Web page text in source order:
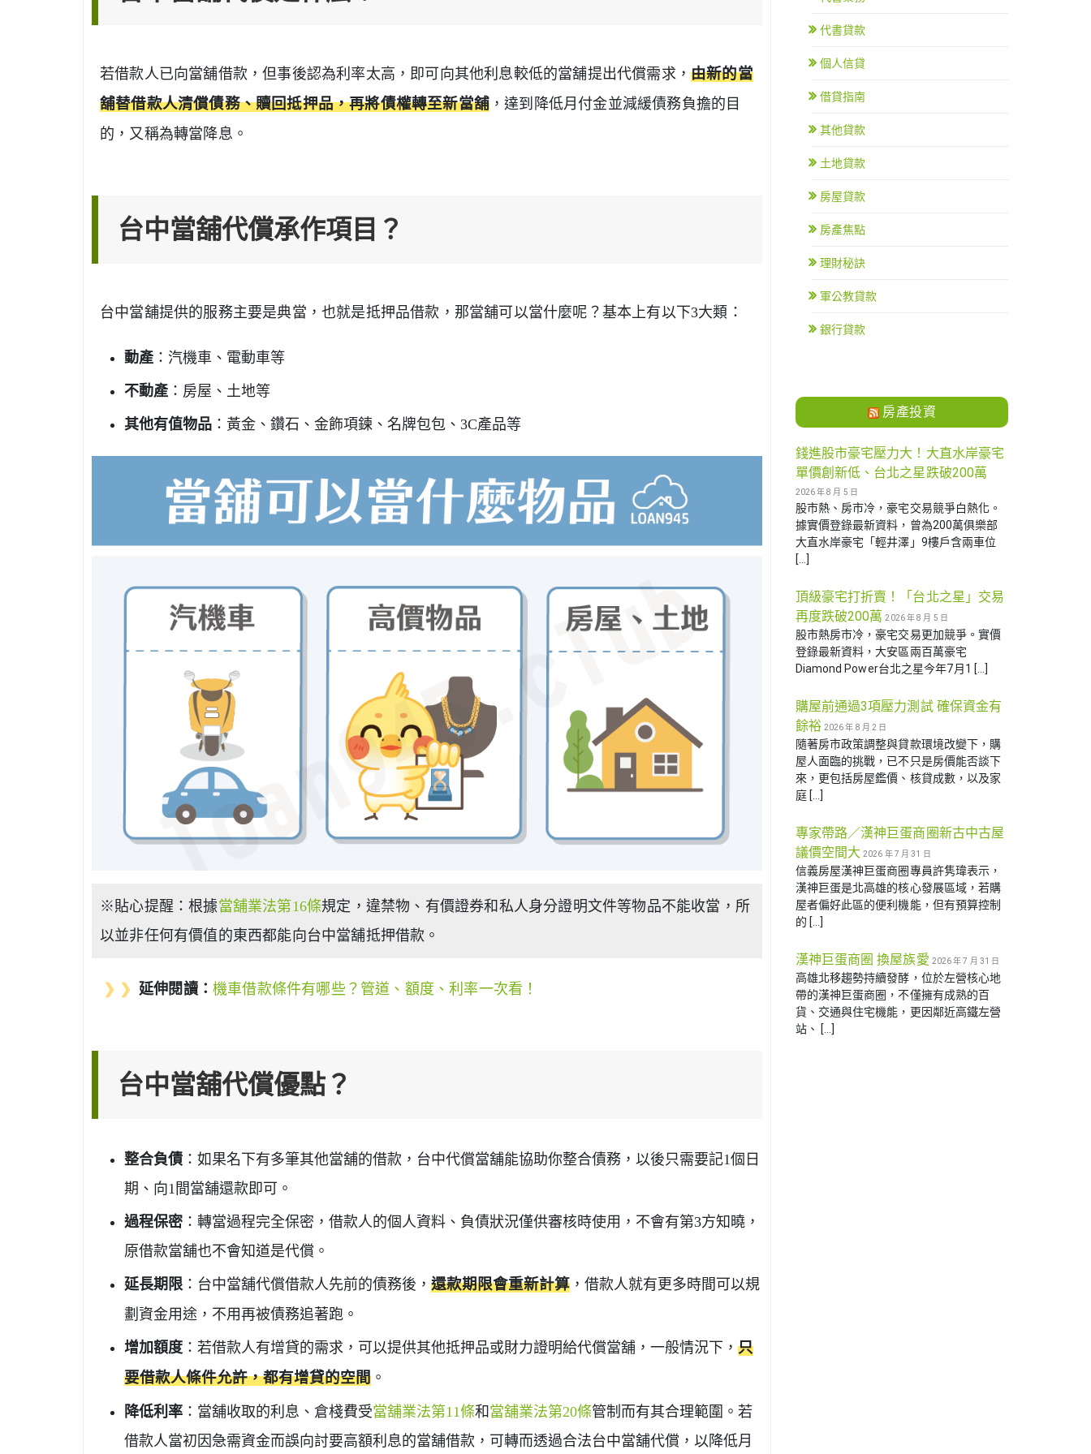
若借款人已向當舖借款，但事後認為利率太高，即可向其他利息較低的當舖提出代償需求， 由新的當
舖替借款人清償債務、贖回抵押品，再將債權轉至新當舖 ，達到降低月付金並減緩債務負擔的目
的，又稱為轉當降息。
台中當舖代償承作項目？
台中當舖提供的服務主要是典當，也就是抵押品借款，那當舖可以當什麼呢？基本上有以下3大類：
動產 ：汽機車、電動車等
不動產 ：房屋、土地等
其他有值物品 ：黃金、鑽石、金飾項鍊、名牌包包、3C產品等
※貼心提醒：根據當舖業法第16條規定，違禁物、有價證券和私人身分證明文件等物品不能收當，所
以並非任何有價值的東西都能向台中當舖抵押借款。
❯ ❯ 延伸閱讀： 機車借款條件有哪些？管道、額度、利率一次看！
台中當舖代償優點？
整合負債 ：如果名下有多筆其他當舖的借款，台中代償當舖能協助你整合債務，以後只需要記1個日
期、向1間當舖還款即可。
過程保密 ：轉當過程完全保密，借款人的個人資料、負債狀況僅供審核時使用，不會有第3方知曉，
原借款當舖也不會知道是代償。
延長期限 ：台中當舖代償借款人先前的債務後， 還款期限會重新計算 ，借款人就有更多時間可以規
劃資金用途，不用再被債務追著跑。
增加額度 ：若借款人有增貸的需求，可以提供其他抵押品或財力證明給代償當舖，一般情況下， 只
要借款人條件允許，都有增貸的空間 。
降低利率 ：當舖收取的利息、倉棧費受當舖業法第11條和 當舖業法第20條管制而有其合理範圍。若
借款人當初因急需資金而誤向討要高額利息的當舖借款，可轉而透過合法台中當舖代償，以降低月
代書貸款
個人信貸
借貸指南
其他貸款
土地貸款
房屋貸款
房產焦點
理財秘訣
軍公教貸款
銀行貸款
房產投資
錢進股市豪宅壓力大！大直水岸豪宅
單價創新低、台北之星跌破200萬
2026 年 8 月 5 日
股市熱、房市冷，豪宅交易競爭白熱化。
據實價登錄最新資料，曾為200萬俱樂部
大直水岸豪宅「輕井澤」9樓戶含兩車位
[…]
頂級豪宅打折賣！「台北之星」交易
再度跌破200萬 2026 年 8 月 5 日
股市熱房市冷，豪宅交易更加競爭。實價
登錄最新資料，大安區兩百萬豪宅
Diamond Power台北之星今年7月1 […]
購屋前通過3項壓力測試 確保資金有
餘裕 2026 年 8 月 2 日
隨著房市政策調整與貸款環境改變下，購
屋人面臨的挑戰，已不只是房價能否談下
來，更包括房屋鑑價、核貸成數，以及家
庭 […]
專家帶路／漢神巨蛋商圈新古中古屋
議價空間大 2026 年 7 月 31 日
信義房屋漢神巨蛋商圈專員許隽瑋表示，
漢神巨蛋是北高雄的核心發展區域，若購
屋者偏好此區的便利機能，但有預算控制
的 […]
漢神巨蛋商圈 換屋族愛 2026 年 7 月 31 日
高雄北移趨勢持續發酵，位於左營核心地
帶的漢神巨蛋商圈，不僅擁有成熟的百
貨、交通與住宅機能，更因鄰近高鐵左營
站、 […]